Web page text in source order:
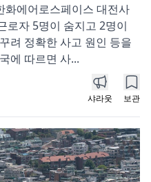
화에어로스페이스 대전사
로자 5명이 숨지고 2명이
려 정확한 사고 원인 등을
에 따르면 사...
샤라웃 보관